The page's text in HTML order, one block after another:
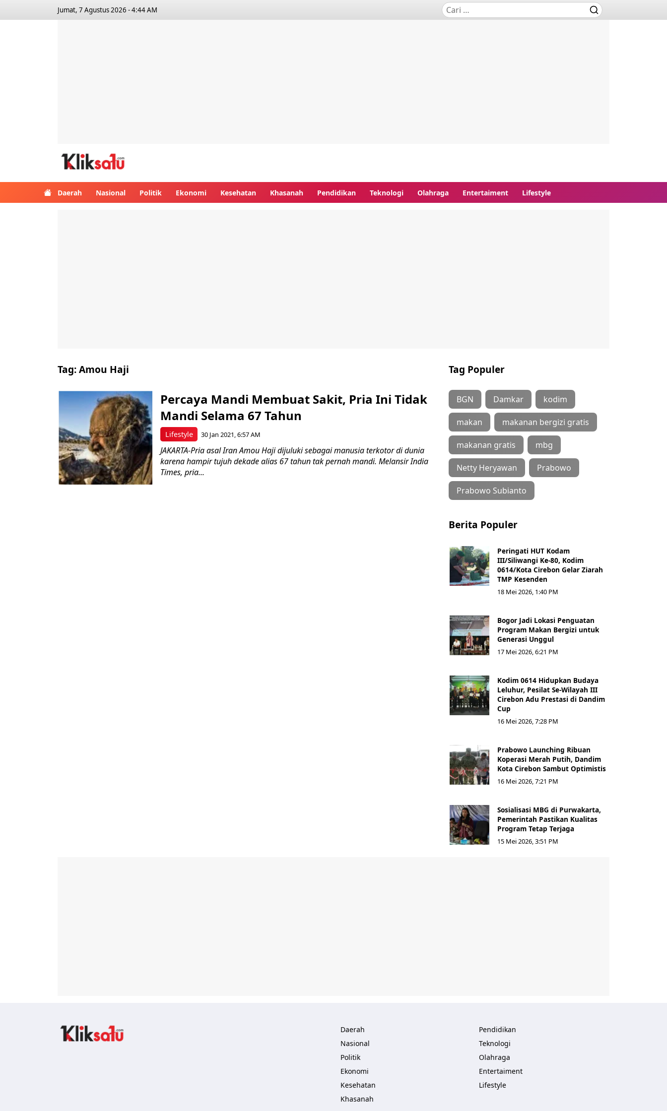
Jumat, 7 Agustus 2026 - 4:44 AM
Daerah Nasional Politik Ekonomi Kesehatan Khasanah Pendidikan Teknologi Olahraga Entertaiment Lifestyle
Tag:Amou Haji
Lifestyle
Percaya Mandi Membuat Sakit, Pria Ini Tidak
Mandi Selama 67 Tahun
30 Jan 2021, 6:57 AM
JAKARTA-Pria asal Iran Amou Haji dijuluki sebagai manusia terkotor di dunia
karena hampir tujuh dekade alias 67 tahun tak pernah mandi. Melansir India
Times, pria...
Tag Populer
BGN Damkar kodim
makan makanan bergizi gratis
makanan gratis mbg
Netty Heryawan Prabowo
Prabowo Subianto
Berita Populer
Peringati HUT Kodam
III/Siliwangi Ke-80, Kodim
0614/Kota Cirebon Gelar Ziarah
TMP Kesenden
18 Mei 2026, 1:40 PM
Bogor Jadi Lokasi Penguatan
Program Makan Bergizi untuk
Generasi Unggul
17 Mei 2026, 6:21 PM
Kodim 0614 Hidupkan Budaya
Leluhur, Pesilat Se-Wilayah III
Cirebon Adu Prestasi di Dandim
Cup
16 Mei 2026, 7:28 PM
Prabowo Launching Ribuan
Koperasi Merah Putih, Dandim
Kota Cirebon Sambut Optimistis
16 Mei 2026, 7:21 PM
Sosialisasi MBG di Purwakarta,
Pemerintah Pastikan Kualitas
Program Tetap Terjaga
15 Mei 2026, 3:51 PM
Daerah
Nasional
Politik
Ekonomi
Kesehatan
Khasanah
Pendidikan
Teknologi
Olahraga
Entertaiment
Lifestyle